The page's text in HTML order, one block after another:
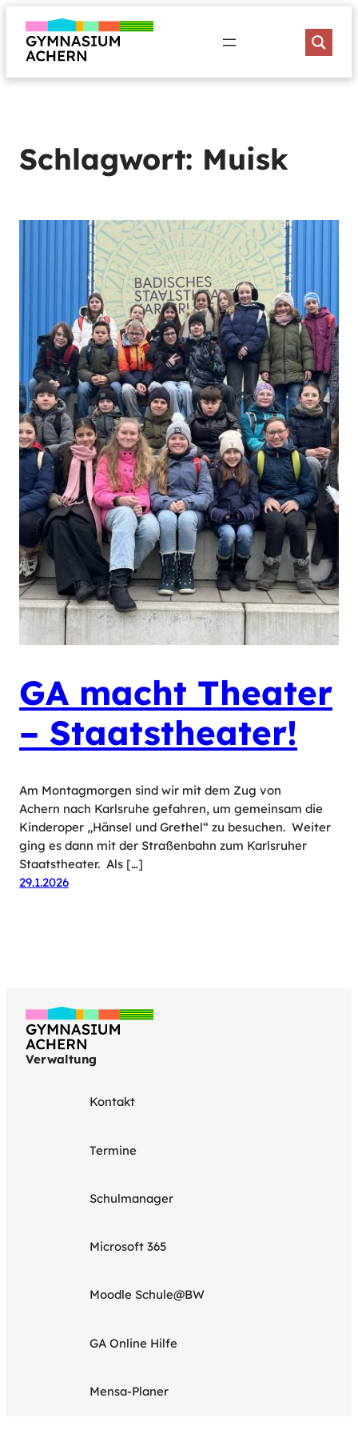
Inhalt
springen
Schlagwort: Muisk
GA macht Theater
– Staatstheater!
Am Montagmorgen sind wir mit dem Zug von
Achern nach Karlsruhe gefahren, um gemeinsam die
Kinderoper „Hänsel und Grethel“ zu besuchen. Weiter
ging es dann mit der Straßenbahn zum Karlsruher
Staatstheater. Als […]
29.1.2026
Verwaltung
Kontakt
Termine
Schulmanager
Microsoft 365
Moodle Schule@BW
GA Online Hilfe
Mensa-Planer